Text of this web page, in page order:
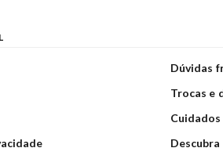
Dúvidas
Trocas e